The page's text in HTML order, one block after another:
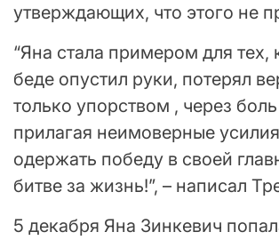
утверждающих, что этого не
“Яна стала примером для тех,
беде опустил руки, потерял
только упорством , через
прилагая неимоверные
одержать победу в своей
битве за жизнь!”, – написал
5 декабря Яна Зинкевич